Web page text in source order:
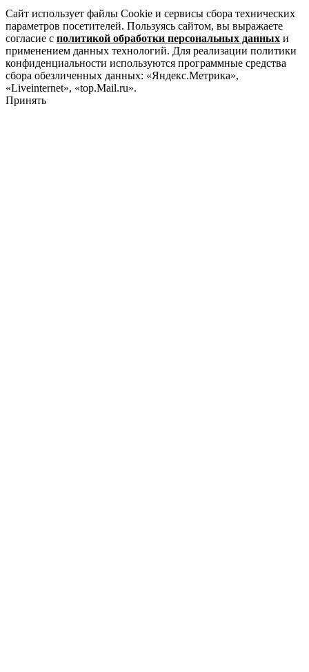
Сайт использует файлы Cookie и сервисы сбора технических
параметров посетителей. Пользуясь сайтом, вы выражаете
согласие с политикой обработки персональных данных и
применением данных технологий. Для реализации политики
конфиденциальности используются программные средства
сбора обезличенных данных: «Яндекс.Метрика»,
«Liveinternet», «top.Mail.ru».
Принять